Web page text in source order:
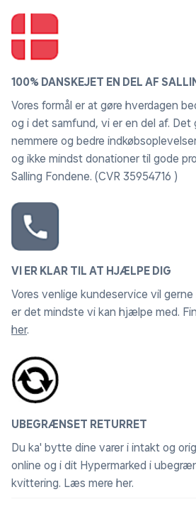
100% DANSKEJET EN DEL AF
Vores formål er at gøre hverdagen
og i det samfund, vi er en del af. Det
nemmere og bedre
og ikke mindst donationer til gode
Salling Fondene. (CVR 35954716 )
VI ER KLAR TIL AT HJÆLPE DIG
Vores venlige kundeservice vil
er det mindste vi kan hjælpe med.
her.
UBEGRÆNSET RETURRET
Du ka' bytte dine varer i intakt og
online og i dit Hypermarked i
kvittering. Læs mere her.